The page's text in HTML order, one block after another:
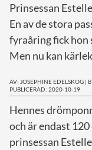
Prinsessan
En av de stora
fyraåring fick hon
Men nu kan
AV: JOSEPHINE EDELSKOG |
PUBLICERAD: 2020-10-19
Hennes
och är endast
prinsessan